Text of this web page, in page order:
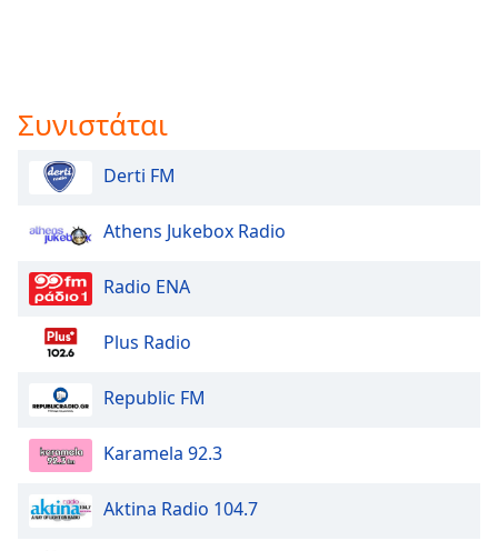
Συνιστάται
Derti FM
Athens Jukebox Radio
Radio ENA
Plus Radio
Republic FM
Karamela 92.3
Aktina Radio 104.7